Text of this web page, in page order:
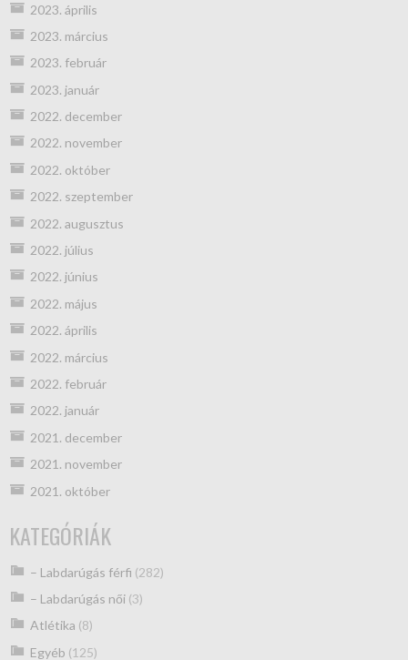
2023. április
2023. március
2023. február
2023. január
2022. december
2022. november
2022. október
2022. szeptember
2022. augusztus
2022. július
2022. június
2022. május
2022. április
2022. március
2022. február
2022. január
2021. december
2021. november
2021. október
KATEGÓRIÁK
– Labdarúgás férfi (282)
– Labdarúgás női(3)
Atlétika (8)
Egyéb (125)